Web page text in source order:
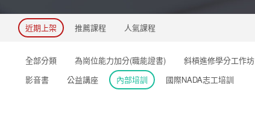
近期上架 推薦課程 人氣課程
全部分類 為崗位能力加分(職能證書) 斜槓進修學分工作坊
影音書
公益講座 內部培訓 國際NADA志工培訓